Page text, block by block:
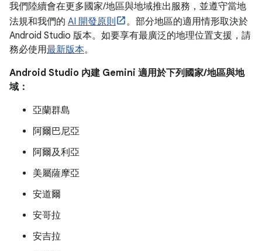
我們陸續會在更多國家/地區與地域推出服務，並遵守當地
法規和我們的 AI 開發原則
。部分地區的適用情形取決於
Android Studio 版本。如要享有最廣泛的地理位置支援，請
務必使用最新版本。
Android Studio 內建 Gemini 適用於下列國家/地區與地
域：
亞蘭群島
阿爾巴尼亞
阿爾及利亞
美屬薩摩亞
安道爾
安哥拉
安吉拉